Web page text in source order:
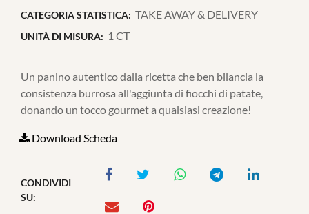
CATEGORIA STATISTICA: TAKE AWAY & DELIVERY
UNITÀ DI MISURA: 1 CT
Un panino autentico dalla ricetta che ben bilancia la
consistenza burrosa all'aggiunta di fiocchi di patate,
donando un tocco gourmet a qualsiasi creazione!
Download Scheda
CONDIVIDI
SU: